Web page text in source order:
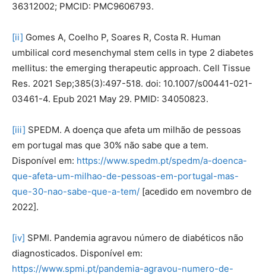
36312002; PMCID: PMC9606793.
[ii] Gomes A, Coelho P, Soares R, Costa R. Human
umbilical cord mesenchymal stem cells in type 2 diabetes
mellitus: the emerging therapeutic approach. Cell Tissue
Res. 2021 Sep;385(3):497-518. doi: 10.1007/s00441-021-
03461-4. Epub 2021 May 29. PMID: 34050823.
[iii] SPEDM. A doença que afeta um milhão de pessoas
em portugal mas que 30% não sabe que a tem.
Disponível em: https://www.spedm.pt/spedm/a-doenca-
que-afeta-um-milhao-de-pessoas-em-portugal-mas-
que-30-nao-sabe-que-a-tem/ [acedido em novembro de
2022].
[iv] SPMI. Pandemia agravou número de diabéticos não
diagnosticados. Disponível em:
https://www.spmi.pt/pandemia-agravou-numero-de-